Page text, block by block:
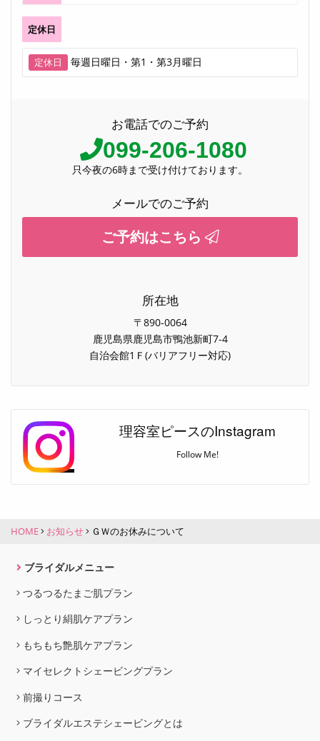
定休日
定休日 毎週日曜日・第1・第3月曜日
お電話でのご予約
099-206-1080
只今夜の6時まで受け付けております。
メールでのご予約
ご予約はこちら
所在地
〒890-0064
鹿児島県鹿児島市鴨池新町7-4
自治会館1Ｆ(バリアフリー対応)
理容室ピースのInstagram
Follow Me!
HOME お知らせ ＧＷのお休みについて
ブライダルメニュー
つるつるたまご肌プラン
しっとり絹肌ケアプラン
もちもち艶肌ケアプラン
マイセレクトシェービングプラン
前撮りコース
ブライダルエステシェービングとは